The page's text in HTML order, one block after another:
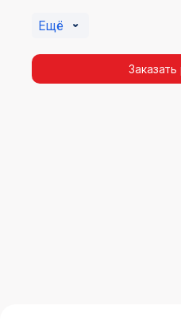
пешеходному потоку
повторных контактов.
Ещё